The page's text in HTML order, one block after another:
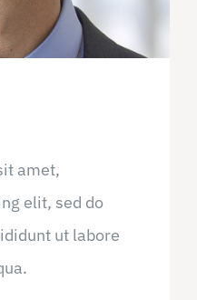
amet,
elit, sed do
ut labore